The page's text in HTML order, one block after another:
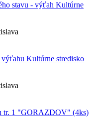
stavu - výťah Kultúrne
výťahu Kultúrne stredisko
tr. 1 "GORAZDOV" (4ks)